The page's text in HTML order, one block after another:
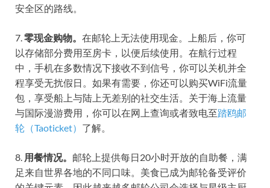
安全区的路线。
7.零现金购物。 在邮轮上无法使用现金。上船后，你可
以存储部分费用至房卡，以便后续使用。在航行过程
中，手机在多数情况下接收不到信号，你可以关机并全
程享受无扰假日。如果有需要，你还可以购买WiFi流量
包，享受船上与陆上无差别的社交生活。关于海上流量
与国际漫游费用，你可以在网上查询或者致电至踏鸥邮
轮（Taoticket） 了解。
8. 用餐情况。 邮轮上提供每日20小时开放的自助餐，满
足来自世界各地的不同口味。美食已成为邮轮备受评价